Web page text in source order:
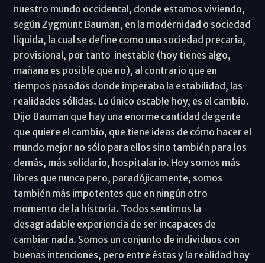
nuestro mundo occidental, donde estamos viviendo,
según Zygmunt Bauman, en la modernidad o sociedad
líquida, la cual se define como una sociedad precaria,
provisional, por tanto inestable (hoy tienes algo,
mañana es posible que no), al contrario que en
tiempos pasados donde imperaba la estabilidad, las
realidades sólidas. Lo único estable hoy, es el cambio.
Dijo Bauman que hay una enorme cantidad de gente
que quiere el cambio, que tiene ideas de cómo hacer el
mundo mejor no sólo para ellos sino también para los
demás, más solidario, hospitalario. Hoy somos más
libres que nunca pero, paradójicamente, somos
también más impotentes que en ningún otro
momento de la historia. Todos sentimos la
desagradable experiencia de ser incapaces de
cambiar nada. Somos un conjunto de individuos con
buenas intenciones, pero entre éstas y la realidad hay